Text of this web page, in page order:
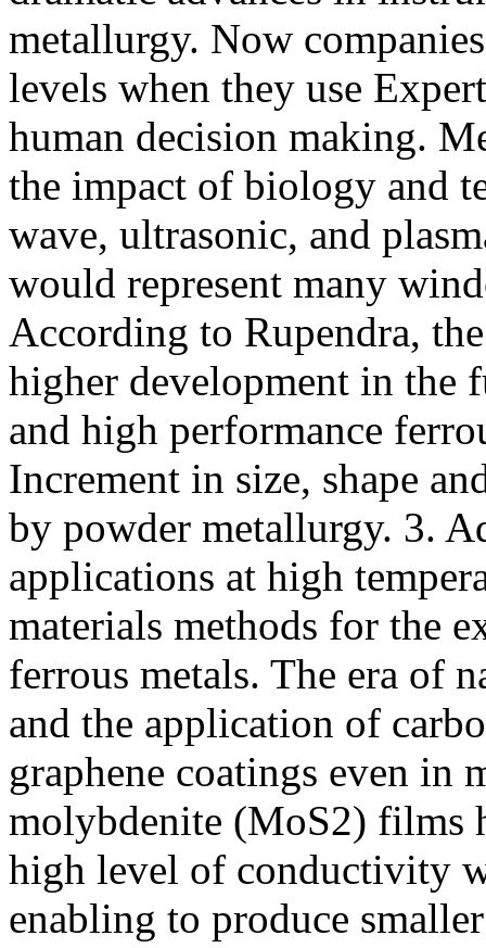
metallurgy. Now
levels when they use
human decision making.
the impact of biology and
wave, ultrasonic, and
would represent many
According to Rupendra,
higher development in the
and high performance
Increment in size, shape
by powder metallurgy. 3.
applications at high
materials methods for the
ferrous metals. The era of
and the application of
graphene coatings even in
molybdenite (MoS2) films
high level of conductivity
enabling to produce